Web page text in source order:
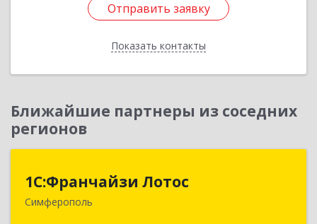
Отправить заявку
Показать контакты
Отправить заявку
Назад
Ближайшие партнеры из соседних
регионов
1С:Франчайзи Лотос
Симферополь295029, Крым Респ, Симферополь г, им